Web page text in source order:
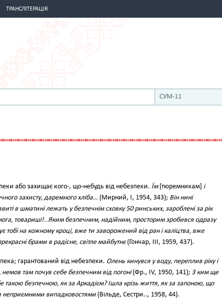
ТРАНСЛІТЕРАЦІЯ
СУМ-11
або захищає кого-, що-небудь від небезпеки. Їм[тюремникам] і
захисту, даремного хліба… (Мирний, І, 1954, 343); Він нині
в шматині лежать у безпечнім сховку 50 ринських, зароблені за рік
товариші!..Яким безпечним, надійним, просторим зробився одразу
тобі на кожному кроці, вже ти заворожений від ран і каліцтва, вже
брами в радісне, світле майбутнє(Гончар, III, 1959, 437).
гарантований від небезпеки. Олень кинувся у воду, переплив ріку і
немов там почув себе безпечним від погоні(Фр., IV, 1950, 141); З ким ще
такою безпечною, як за Аркадієм? Ішла крізь життя, як за запоною, що
неприємними випадковостями (Вільде, Сестри.., 1958, 44).